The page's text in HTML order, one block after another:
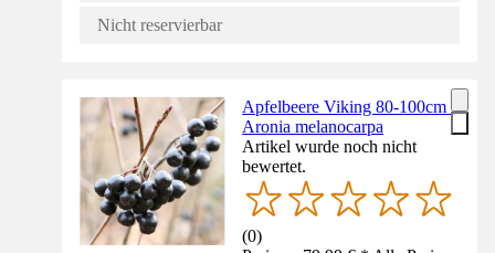
Nicht reservierbar
Apfelbeere Viking 80-100cm -
Aronia melanocarpa
Artikel wurde noch nicht
bewertet.
(0)